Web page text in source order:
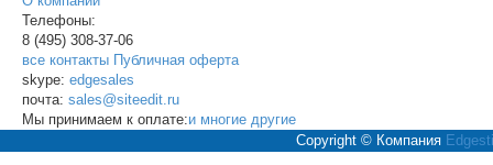
Телефоны:
8 (495) 308-37-06
все контакты Публичная оферта
skype: edgesales
почта: sales@siteedit.ru
Мы принимаем к оплате:и многие другие
Copyright © Компания